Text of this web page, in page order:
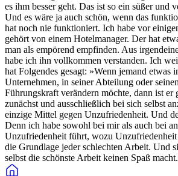
es ihm besser geht. Das ist so ein süßer und
Und es wäre ja auch schön, wenn das
hat noch nie funktioniert. Ich habe vor
gehört von einem Hotelmanager. Der hat
man als empörend empfinden. Aus
habe ich ihn vollkommen verstanden. Ich
hat Folgendes gesagt: »Wenn jemand etwas
Unternehmen, in seiner Abteilung oder
Führungskraft verändern möchte, dann ist er
zunächst und ausschließlich bei sich selbst
einzige Mittel gegen Unzufriedenheit. Und
Denn ich habe sowohl bei mir als auch bei
Unzufriedenheit führt, wozu
die Grundlage jeder schlechten Arbeit. Und
selbst die schönste Arbeit keinen Spaß macht.